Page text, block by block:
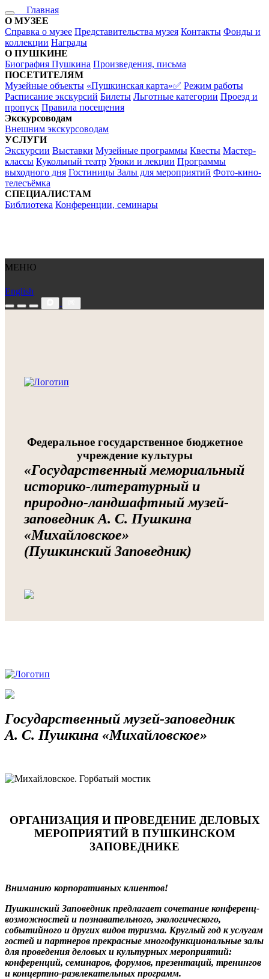
Главная
О МУЗЕЕ
Справка о музее Представительства музея Контакты Фонды и
коллекции Награды
О ПУШКИНЕ
Биография Пушкина Произведения, письма
ПОСЕТИТЕЛЯМ
Музейные объекты «Пушкинская карта»✅ Режим работы
Расписание экскурсий Билеты Льготные категории Проезд и
пропуск Правила посещения
Экскурсоводам
Внешним экскурсоводам
УСЛУГИ
Экскурсии Выставки Музейные программы Квесты Мастер-
классы Кукольный театр Уроки и лекции Программы
выходного дня Гостиницы Залы для мероприятий Фото-кино-
телесъёмка
СПЕЦИАЛИСТАМ
Библиотека Конференции, семинары
МЕНЮ
English
Федеральное государственное бюджетное
учреждение культуры
«Государственный мемориальный
историко-литературный и
природно-ландшафтный музей-
заповедник А. С. Пушкина
«Михайловское»
(Пушкинский Заповедник)
Государственный музей-заповедник
А. С. Пушкина «Михайловское»
ОРГАНИЗАЦИЯ И ПРОВЕДЕНИЕ ДЕЛОВЫХ
МЕРОПРИЯТИЙ В ПУШКИНСКОМ
ЗАПОВЕДНИКЕ
Вниманию корпоративных клиентов!
Пушкинский Заповедник предлагает сочетание конференц-
возможностей и познавательного, экологического,
событийного и других видов туризма. Круглый год к услугам
гостей и партнеров прекрасные многофункциональные залы
для проведения деловых и культурных мероприятий:
конференций, семинаров, форумов, презентаций, тренингов
и концертно-развлекательных программ.